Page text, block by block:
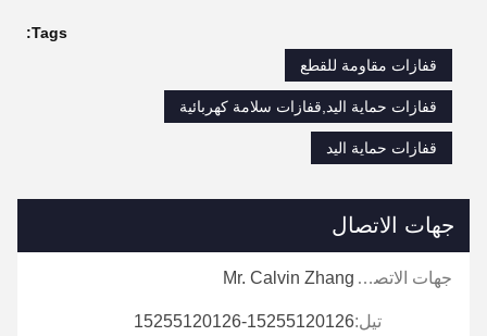
Tags:
قفازات مقاومة للقطع
قفازات حماية اليد,قفازات سلامة كهربائية
قفازات حماية اليد
جهات الاتصال
جهات الاتصال: Mr. Calvin Zhang
تيل:15255120126-15255120126